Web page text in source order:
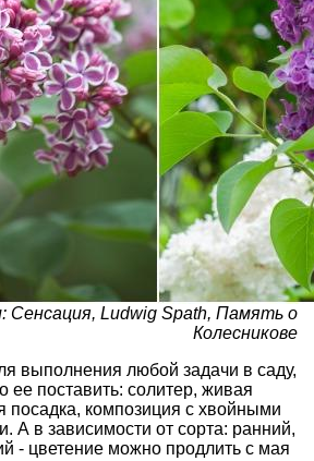
Сенсация, Ludwig Spath, Память о
Колесникове
выполнения любой задачи в саду,
ее поставить: солитер, живая
посадка, композиция с хвойными
А в зависимости от сорта: ранний,
- цветение можно продлить с мая